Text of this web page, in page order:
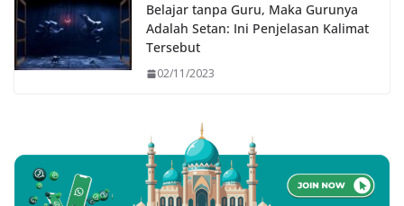
Belajar tanpa Guru, Maka Gurunya
Adalah Setan: Ini Penjelasan Kalimat
Tersebut
02/11/2023